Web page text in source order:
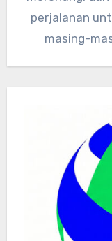
perjalanan
masing-